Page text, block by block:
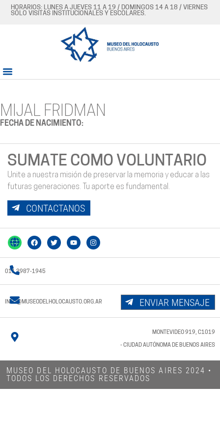
HORARIOS: LUNES A JUEVES 11 A 19 / DOMINGOS 14 A 18 / VIERNES
SÓLO VISITAS INSTITUCIONALES Y ESCOLARES.
MIJAL FRIDMAN
FECHA DE NACIMIENTO:
SUMATE COMO VOLUNTARIO
Unite a nuestra misión de preservar la memoria y educar a las
futuras generaciones. Tu aporte es fundamental.
CONTACTANOS
011 3987-1945
INFO@MUSEODELHOLOCAUSTO.ORG.AR ENVIAR MENSAJE
MONTEVIDEO 919, C1019
- CIUDAD AUTÓNOMA DE BUENOS AIRES
MUSEO DEL HOLOCAUSTO DE BUENOS AIRES 2024​ •
TODOS LOS DERECHOS RESERVADOS